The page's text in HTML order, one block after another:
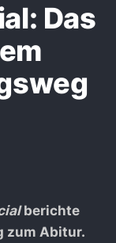
Das
berichte
zum Abitur.